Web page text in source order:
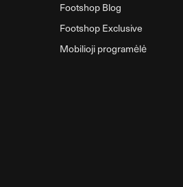
Footshop Blog
Footshop Exclusive
Mobilioji programėlė